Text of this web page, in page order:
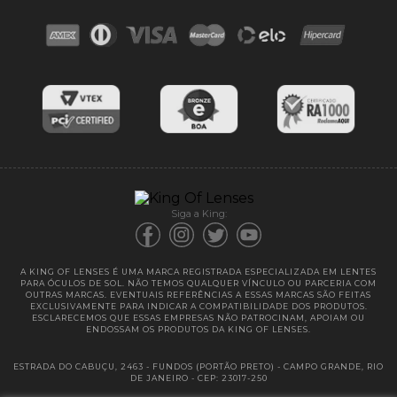
Blog
Cores das lentes
Entregas
Siga a King:
A KING OF LENSES É UMA MARCA REGISTRADA ESPECIALIZADA EM LENTES
PARA ÓCULOS DE SOL. NÃO TEMOS QUALQUER VÍNCULO OU PARCERIA COM
OUTRAS MARCAS. EVENTUAIS REFERÊNCIAS A ESSAS MARCAS SÃO FEITAS
EXCLUSIVAMENTE PARA INDICAR A COMPATIBILIDADE DOS PRODUTOS.
ESCLARECEMOS QUE ESSAS EMPRESAS NÃO PATROCINAM, APOIAM OU
ENDOSSAM OS PRODUTOS DA KING OF LENSES.
ESTRADA DO CABUÇU, 2463 - FUNDOS (PORTÃO PRETO) - CAMPO GRANDE, RIO
DE JANEIRO - CEP: 23017-250